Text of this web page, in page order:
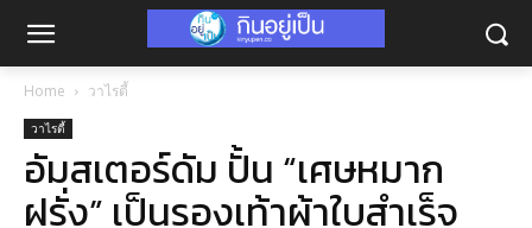
Home วาไรตี้
วาไรตี้
อัมสเตอร์ดัม ปั้น “เศษหมาก
ฝรั่ง” เป็นรองเท้าผ้าใบสำเร็จ